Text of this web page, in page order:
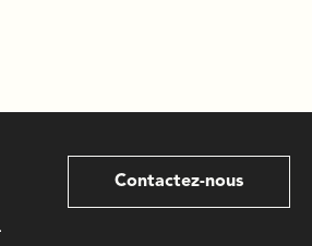
Contactez-nous